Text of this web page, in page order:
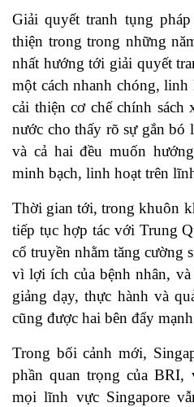
Giải quyết tranh tụng
thiện trong trong những
nhất hướng tới giải quyết
một cách nhanh chóng,
cải thiện cơ chế chính
nước cho thấy rõ sự gắn bó
và cả hai đều muốn
minh bạch, linh hoạt trên
Thời gian tới, trong khuôn
tiếp tục hợp tác với Trung
cổ truyền nhằm tăng cường
vì lợi ích của bệnh nhân,
giảng dạy, thực hành và
cũng được hai bên đẩy
Trong bối cảnh mới,
phần quan trọng của
mọi lĩnh vực Singapore